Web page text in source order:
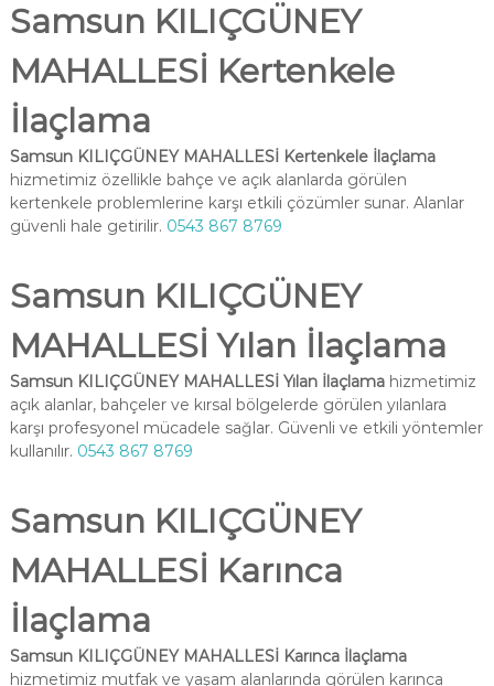
Samsun KILIÇGÜNEY
MAHALLESİ Kertenkele
İlaçlama
Samsun KILIÇGÜNEY MAHALLESİ Kertenkele İlaçlama
hizmetimiz özellikle bahçe ve açık alanlarda görülen
kertenkele problemlerine karşı etkili çözümler sunar. Alanlar
güvenli hale getirilir. 0543 867 8769
Samsun KILIÇGÜNEY
MAHALLESİ Yılan İlaçlama
Samsun KILIÇGÜNEY MAHALLESİ Yılan İlaçlamahizmetimiz
açık alanlar, bahçeler ve kırsal bölgelerde görülen yılanlara
karşı profesyonel mücadele sağlar. Güvenli ve etkili yöntemler
kullanılır. 0543 867 8769
Samsun KILIÇGÜNEY
MAHALLESİ Karınca
İlaçlama
Samsun KILIÇGÜNEY MAHALLESİ Karınca İlaçlama
hizmetimiz mutfak ve yaşam alanlarında görülen karınca